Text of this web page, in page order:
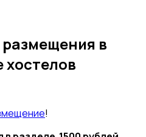
в
хостелов
!